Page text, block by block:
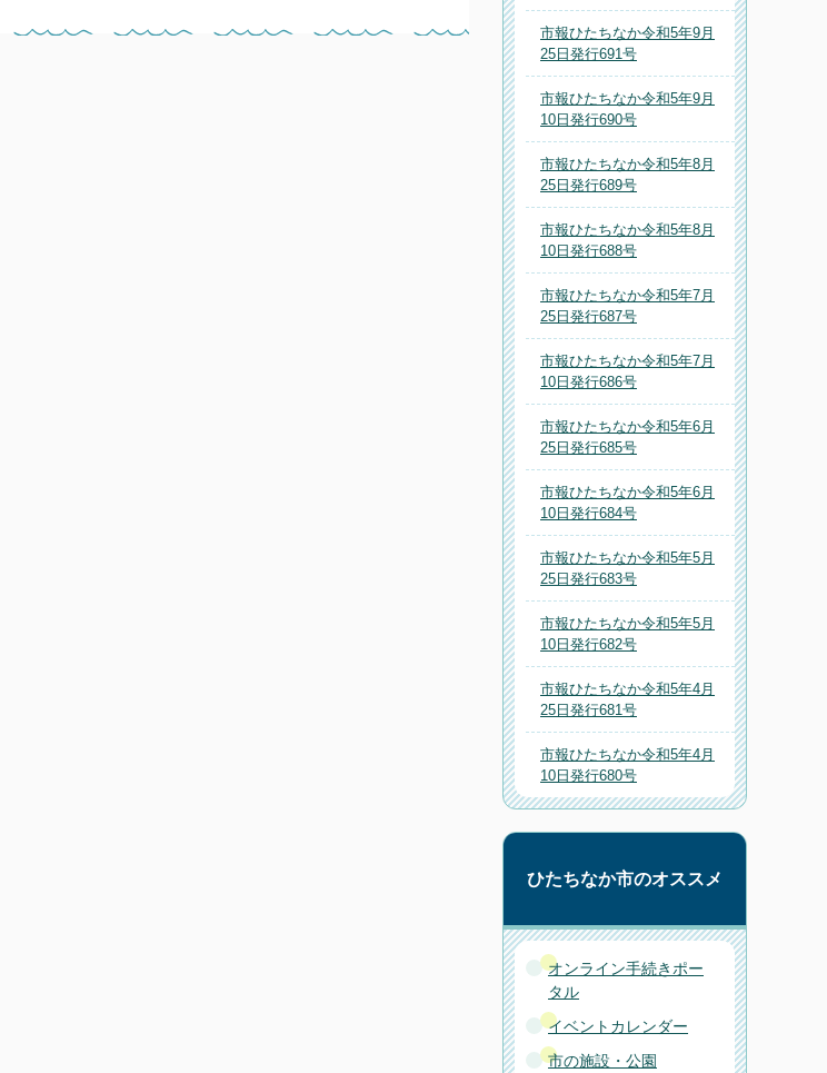
市報ひたちなか令和5年9月
25日発行691号
市報ひたちなか令和5年9月
10日発行690号
市報ひたちなか令和5年8月
25日発行689号
市報ひたちなか令和5年8月
10日発行688号
市報ひたちなか令和5年7月
25日発行687号
市報ひたちなか令和5年7月
10日発行686号
市報ひたちなか令和5年6月
25日発行685号
市報ひたちなか令和5年6月
10日発行684号
市報ひたちなか令和5年5月
25日発行683号
市報ひたちなか令和5年5月
10日発行682号
市報ひたちなか令和5年4月
25日発行681号
市報ひたちなか令和5年4月
10日発行680号
ひたちなか市のオススメ
オンライン手続きポー
タル
イベントカレンダー
市の施設・公園